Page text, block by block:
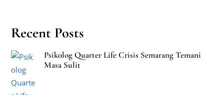
Recent Posts
Psikolog Quarter Life Crisis Semarang Temani
Masa Sulit